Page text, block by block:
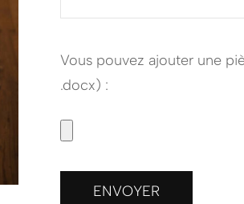
Vous pouvez ajouter une
.docx) :